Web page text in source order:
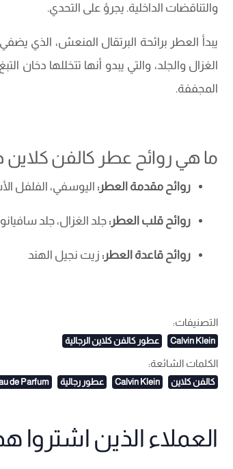
والتناقضات الداخلية. يجرؤ على التحدي.
يبدأ العطر برائحة البرتقال المنعش، الذي
الغزال والجلد، والتي يبدو أنها تتخللها
المجففة.
ما هي روائح عطر كالفن كلاين
روائح مقدمة العطر: اليوسفي، الفلفل
روائح قلب العطر: جلد الغزال، جلد سافيانو
روائح قاعدة العطر: زيت نجيل الهند
التصنيفات:
Calvin Klein عطور كالفن كلاين الرجالية
الكلمات الشائعة:
كالفن كلاين Calvin Klein عطور رجالية de Parfum​
العملاء الذين اشتروا